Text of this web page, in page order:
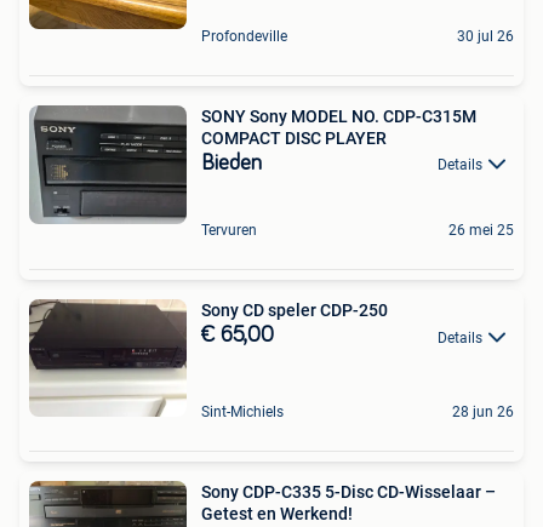
Profondeville 30 jul 26
SONY Sony MODEL NO. CDP-C315M
COMPACT DISC PLAYER
Bieden Details
Tervuren 26 mei 25
Sony CD speler CDP-250
€ 65,00 Details
Sint-Michiels 28 jun 26
Sony CDP-C335 5-Disc CD-Wisselaar –
Getest en Werkend!